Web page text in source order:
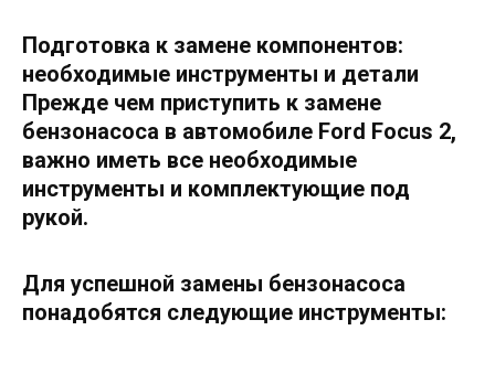
Подготовка к замене компонентов:
необходимые инструменты и детали
Прежде чем приступить к замене
бензонасоса в автомобиле Ford Focus 2,
важно иметь все необходимые
инструменты и комплектующие под
рукой.
Для успешной замены бензонасоса
понадобятся следующие инструменты: